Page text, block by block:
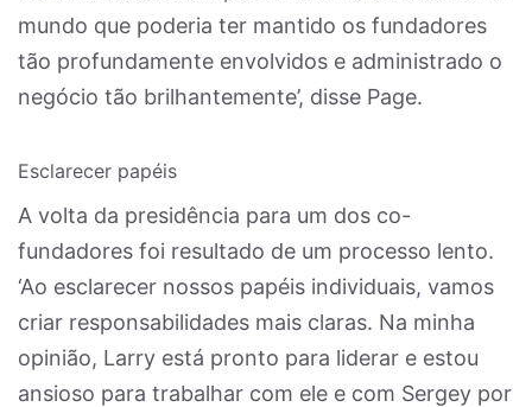
mundo que poderia ter mantido os fundadores
tão profundamente envolvidos e administrado o
negócio tão brilhantemente’, disse Page.
Esclarecer papéis
A volta da presidência para um dos co-
fundadores foi resultado de um processo lento.
‘Ao esclarecer nossos papéis individuais, vamos
criar responsabilidades mais claras. Na minha
opinião, Larry está pronto para liderar e estou
ansioso para trabalhar com ele e com Sergey por